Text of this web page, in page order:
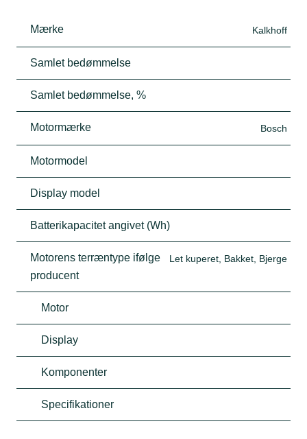
Mærke Kalkhoff
Samlet bedømmelse
Samlet bedømmelse, %
Motormærke Bosch
Motormodel
Display model
Batterikapacitet angivet (Wh)
Motorens terræntype ifølge
producent
Let kuperet, Bakket, Bjerge
Motor
Display
Komponenter
Specifikationer